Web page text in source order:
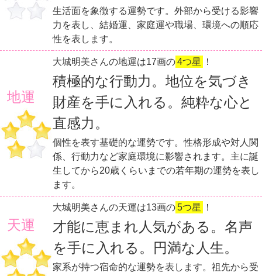
生活面を象徴する運勢です。外部から受ける影響
力を表し、結婚運、家庭運や職場、環境への順応
性を表します。
地運
大城明美さんの地運は17画の4つ星 ！
積極的な行動力。地位を気づき
財産を手に入れる。純粋な心と
直感力。
個性を表す基礎的な運勢です。性格形成や対人関
係、行動力など家庭環境に影響されます。主に誕
生してから20歳くらいまでの若年期の運勢を表し
ます。
天運
大城明美さんの天運は13画の5つ星 ！
才能に恵まれ人気がある。名声
を手に入れる。円満な人生。
家系が持つ宿命的な運勢を表します。祖先から受